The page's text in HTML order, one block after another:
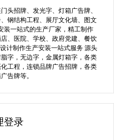
头招牌、发光字、灯箱广告牌、
钢结构工程、展厅文化墙、图文
装一站式的生产厂家，精工制作
、医院、学校、政府党建、餐饮
计制作生产安装一站式服务 源头
字，无边字，金属灯箱字，各类
工程，连锁品牌广告招牌，各类
告牌等。
登录